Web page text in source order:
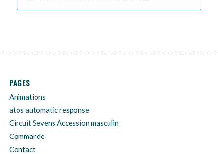
PAGES
Animations
atos automatic response
Circuit Sevens Accession masculin
Commande
Contact